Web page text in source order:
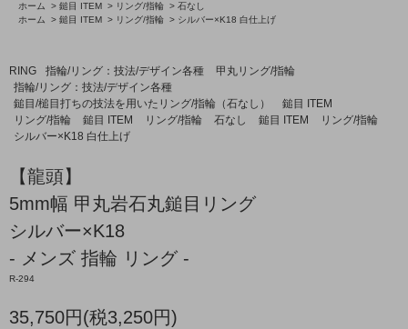
ホーム
> 鎚目 ITEM > リング/指輪 > 石なし
ホーム
> 鎚目 ITEM > リング/指輪 > シルバー×K18 白仕上げ
RING 指輪/リング：技法/デザイン各種
甲丸リング/指輪
指輪/リング：技法/デザイン各種
鎚目/槌目打ちの技法を用いたリング/指輪（石なし）
鎚目 ITEM
リング/指輪
鎚目 ITEM リング/指輪 石なし 鎚目 ITEM
リング/指輪
シルバー×K18 白仕上げ
【龍頭】
5mm幅 甲丸岩石丸鎚目リング
シルバー×K18
- メンズ 指輪 リング -
R-294
35,750円(税3,250円)